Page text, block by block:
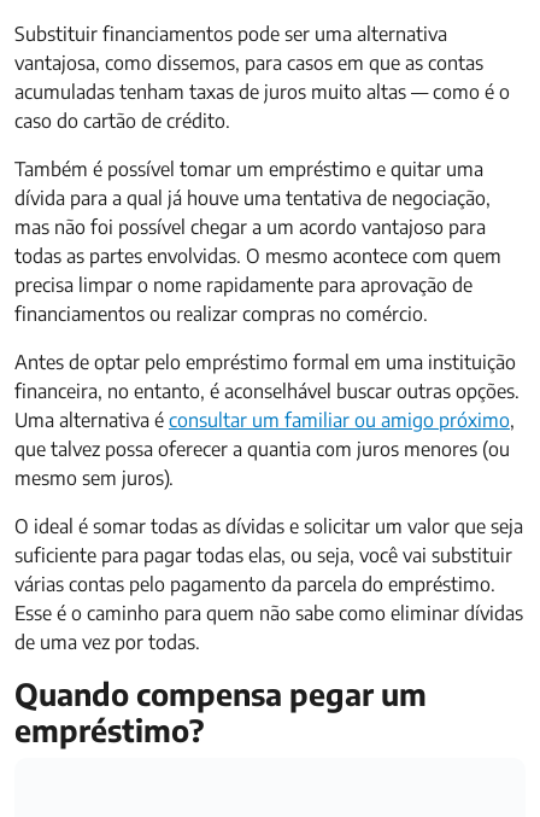
Substituir financiamentos pode ser uma alternativa
vantajosa, como dissemos, para casos em que as contas
acumuladas tenham taxas de juros muito altas — como é o
caso do cartão de crédito.
Também é possível tomar um empréstimo e quitar uma
dívida para a qual já houve uma tentativa de negociação,
mas não foi possível chegar a um acordo vantajoso para
todas as partes envolvidas. O mesmo acontece com quem
precisa limpar o nome rapidamente para aprovação de
financiamentos ou realizar compras no comércio.
Antes de optar pelo empréstimo formal em uma instituição
financeira, no entanto, é aconselhável buscar outras opções.
Uma alternativa é consultar um familiar ou amigo próximo,
que talvez possa oferecer a quantia com juros menores (ou
mesmo sem juros).
O ideal é somar todas as dívidas e solicitar um valor que seja
suficiente para pagar todas elas, ou seja, você vai substituir
várias contas pelo pagamento da parcela do empréstimo.
Esse é o caminho para quem não sabe como eliminar dívidas
de uma vez por todas.
Quando compensa pegar um
empréstimo?